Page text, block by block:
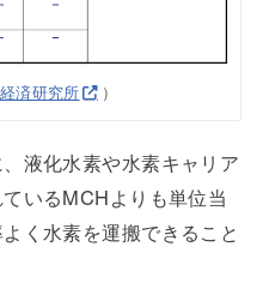
済研究所 ）
液化水素や水素キャリア
いるMCHよりも単位当
く水素を運搬できること